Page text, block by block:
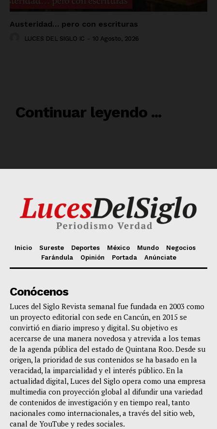
Inicio Sureste Deportes México Mundo
Negocios
Farándula
Opinión Portada Anúnciate
Conócenos
Luces del Siglo Revista semanal fue fundada en 2003 como
un proyecto editorial con sede en Cancún, en 2015 se
convirtió en diario impreso y digital. Su objetivo es
acercarse de una manera novedosa y atrevida a los temas
de la agenda pública del estado de Quintana Roo. Desde su
origen, la prioridad de sus contenidos se ha basado en la
veracidad, la imparcialidad y el interés público. En la
actualidad digital, Luces del Siglo opera como una empresa
multimedia con proyección global al difundir una variedad
de contenidos de investigación y en tiempo real, tanto
nacionales como internacionales, a través del sitio web,
canal de YouTube y redes sociales.